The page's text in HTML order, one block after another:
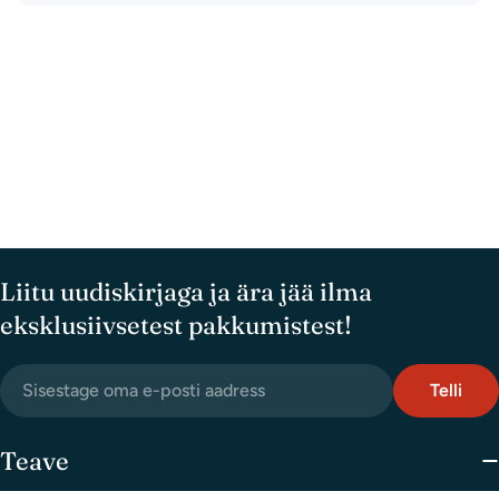
Teie
Tärniga (*) tähistatud väljad on kohustuslikud
Teave
Liitu uudiskirjaga ja ära jää ilma
eksklusiivsetest pakkumistest!
email
postkontor
Telli